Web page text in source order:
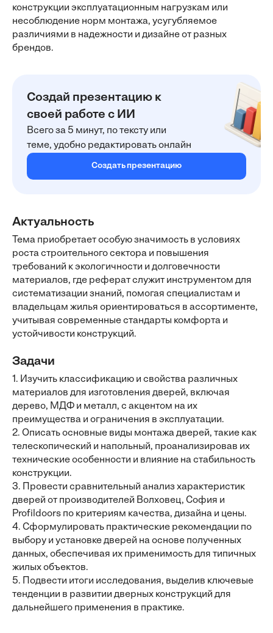
конструкции эксплуатационным нагрузкам или
несоблюдение норм монтажа, усугубляемое
различиями в надежности и дизайне от разных
брендов.
Создай презентацию к
своей работе с ИИ
Всего за 5 минут, по тексту или
теме, удобно редактировать онлайн
Создать презентацию
Актуальность
Тема приобретает особую значимость в условиях
роста строительного сектора и повышения
требований к экологичности и долговечности
материалов, где реферат служит инструментом для
систематизации знаний, помогая специалистам и
владельцам жилья ориентироваться в ассортименте,
учитывая современные стандарты комфорта и
устойчивости конструкций.
Задачи
1. Изучить классификацию и свойства различных
материалов для изготовления дверей, включая
дерево, МДФ и металл, с акцентом на их
преимущества и ограничения в эксплуатации.
2. Описать основные виды монтажа дверей, такие как
телескопический и напольный, проанализировав их
технические особенности и влияние на стабильность
конструкции.
3. Провести сравнительный анализ характеристик
дверей от производителей Волховец, София и
Profildoors по критериям качества, дизайна и цены.
4. Сформулировать практические рекомендации по
выбору и установке дверей на основе полученных
данных, обеспечивая их применимость для типичных
жилых объектов.
5. Подвести итоги исследования, выделив ключевые
тенденции в развитии дверных конструкций для
дальнейшего применения в практике.